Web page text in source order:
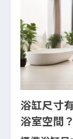
浴缸尺寸
浴室空間？